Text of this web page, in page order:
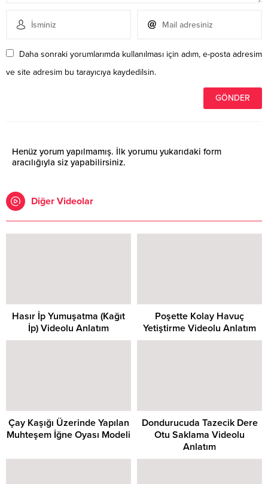
Daha sonraki yorumlarımda kullanılması için adım, e-posta adresim
ve site adresim bu tarayıcıya kaydedilsin.
Henüz yorum yapılmamış. İlk yorumu yukarıdaki form
aracılığıyla siz yapabilirsiniz.
Diğer Videolar
Hasır İp Yumuşatma (Kağıt
İp) Videolu Anlatım
Poşette Kolay Havuç
Yetiştirme Videolu Anlatım
Çay Kaşığı Üzerinde Yapılan
Muhteşem İğne Oyası Modeli
Dondurucuda Tazecik Dere
Otu Saklama Videolu
Anlatım